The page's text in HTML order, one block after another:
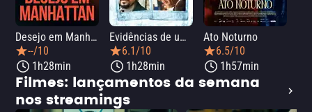
Desejo em Manhattan
--/10
1h28min
Evidências de um Crime
6.1/10
1h28min
Ato Noturno
6.5/10
1h57min
Filmes: lançamentos da semana
nos streamings